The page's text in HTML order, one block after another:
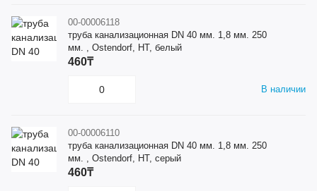
00-00006118
труба канализационная DN 40 мм. 1,8 мм. 250
мм. , Ostendorf, HT, белый
В наличии
460₸
00-00006110
труба канализационная DN 40 мм. 1,8 мм. 250
мм. , Ostendorf, HT, серый
460₸